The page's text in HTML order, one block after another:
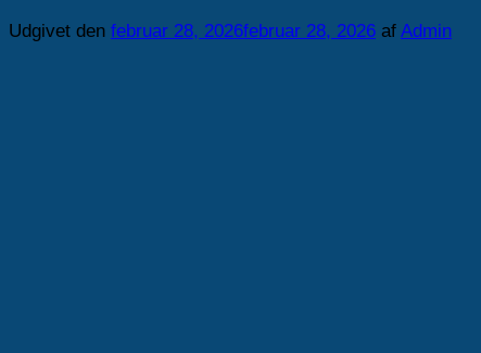
Udgivet den februar 28, 2026februar 28, 2026 af Admin